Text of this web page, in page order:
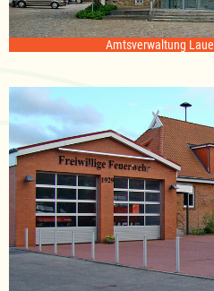
Amtsverwaltung